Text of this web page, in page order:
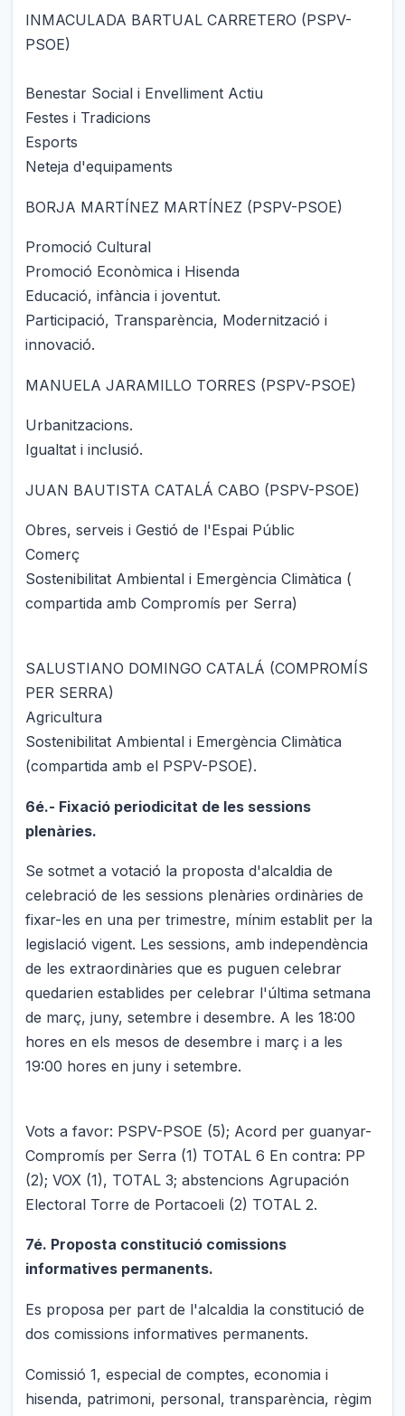
INMACULADA BARTUAL CARRETERO (PSPV-
PSOE)
Benestar Social i Envelliment Actiu
Festes i Tradicions
Esports
Neteja d'equipaments
BORJA MARTÍNEZ MARTÍNEZ (PSPV-PSOE)
Promoció Cultural
Promoció Econòmica i Hisenda
Educació, infància i joventut.
Participació, Transparència, Modernització i
innovació.
MANUELA JARAMILLO TORRES (PSPV-PSOE)
Urbanitzacions.
Igualtat i inclusió.
JUAN BAUTISTA CATALÁ CABO (PSPV-PSOE)
Obres, serveis i Gestió de l'Espai Públic
Comerç
Sostenibilitat Ambiental i Emergència Climàtica (
compartida amb Compromís per Serra)
SALUSTIANO DOMINGO CATALÁ (COMPROMÍS
PER SERRA)
Agricultura
Sostenibilitat Ambiental i Emergència Climàtica
(compartida amb el PSPV-PSOE).
6é.- Fixació periodicitat de les sessions
plenàries.
Se sotmet a votació la proposta d'alcaldia de
celebració de les sessions plenàries ordinàries de
fixar-les en una per trimestre, mínim establit per la
legislació vigent. Les sessions, amb independència
de les extraordinàries que es puguen celebrar
quedarien establides per celebrar l'última setmana
de març, juny, setembre i desembre. A les 18:00
hores en els mesos de desembre i març i a les
19:00 hores en juny i setembre.
Vots a favor: PSPV-PSOE (5); Acord per guanyar-
Compromís per Serra (1) TOTAL 6 En contra: PP
(2); VOX (1), TOTAL 3; abstencions Agrupación
Electoral Torre de Portacoeli (2) TOTAL 2.
7é. Proposta constitució comissions
informatives permanents.
Es proposa per part de l'alcaldia la constitució de
dos comissions informatives permanents.
Comissió 1, especial de comptes, economia i
hisenda, patrimoni, personal, transparència, règim